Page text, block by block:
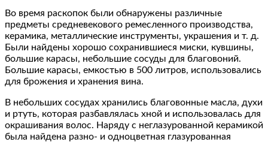
Во время раскопок были обнаружены различные
предметы средневекового ремесленного производства,
керамика, металлические инструменты, украшения и т. д.
Были найдены хорошо сохранившиеся миски, кувшины,
большие карасы, небольшие сосуды для благовоний.
Большие карасы, емкостью в 500 литров, использовались
для брожения и хранения вина.
В небольших сосудах хранились благовонные масла, духи
и ртуть, которая разбавлялась хной и использовалась для
окрашивания волос. Наряду с неглазурованной керамикой
была найдена разно- и одноцветная глазурованная